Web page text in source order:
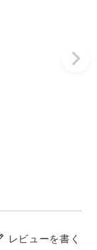
レビューを書く